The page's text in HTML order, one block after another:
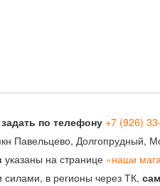
по телефону +7 (926)
Павельцево, Долгопрудный,
указаны на странице «наши
в регионы через ТК,